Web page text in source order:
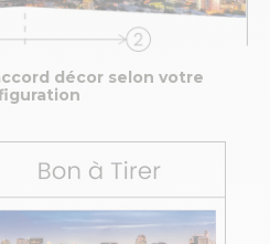
décor selon votre